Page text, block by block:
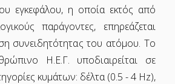
εγκεφάλου, η οποία εκτός από
παράγοντες, επηρεάζεται
συνειδητότητας του ατόμου. Το
Η.Ε.Γ. υποδιαιρείται σε
κυμάτων: δέλτα (0.5 - 4 Hz),